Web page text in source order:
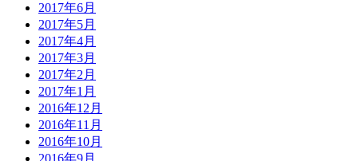
2017年6月
2017年5月
2017年4月
2017年3月
2017年2月
2017年1月
2016年12月
2016年11月
2016年10月